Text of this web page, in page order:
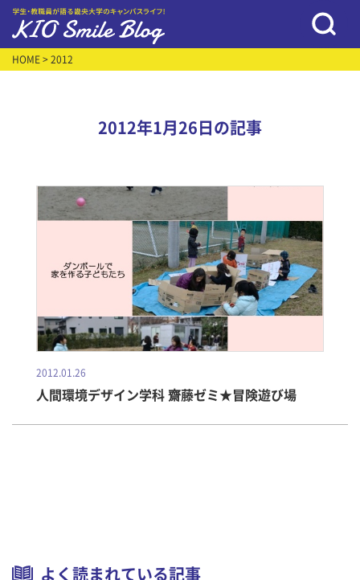
HOME > 2012
2012年1月26日の記事
2012.01.26
人間環境デザイン学科 齋藤ゼミ★冒険遊び場
よく読まれている記事